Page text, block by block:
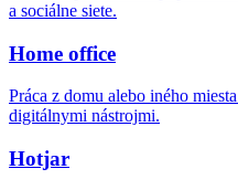
a sociálne siete.
Home office
Práca z domu alebo iného
digitálnymi nástrojmi.
Hotjar